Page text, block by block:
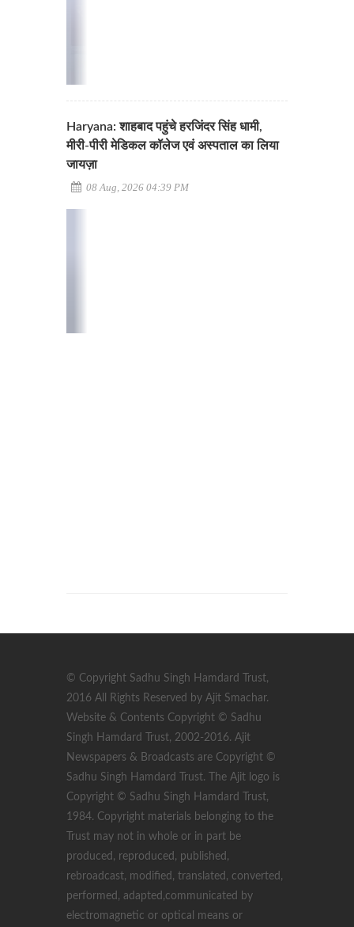
Haryana: शाहबाद पहुंचे हरजिंदर सिंह धामी,
मीरी-पीरी मेडिकल कॉलेज एवं अस्पताल का लिया
जायज़ा
08 Aug, 2026 04:39 PM
© Copyright Sadhu Singh Hamdard Trust,
2016 All Rights Reserved by Ajit Smachar.
Website & Contents Copyright © Sadhu
Singh Hamdard Trust, 2002-2016. Ajit
Newspapers & Broadcasts are Copyright ©
Sadhu Singh Hamdard Trust. The Ajit logo is
Copyright © Sadhu Singh Hamdard Trust,
1984. Copyright materials belonging to the
Trust may not in whole or in part be
produced, reproduced, published,
rebroadcast, modified, translated, converted,
performed, adapted,communicated by
electromagnetic or optical means or